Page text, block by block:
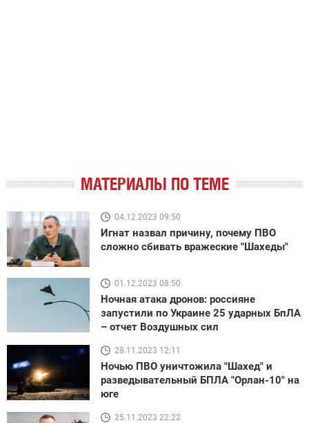
МАТЕРИАЛЫ ПО ТЕМЕ
04.12.2023 09:50
Игнат назвал причину, почему ПВО
сложно сбивать вражеские "Шахеды"
01.12.2023 08:50
Ночная атака дронов: россияне
запустили по Украине 25 ударных БпЛА
– отчет Воздушных сил
28.11.2023 12:11
Ночью ПВО уничтожила "Шахед" и
разведывательный БПЛА "Орлан-10" на
юге
25.11.2023 22:22